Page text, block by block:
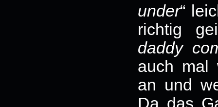
under“
richtig
daddy
auch mal
an und
Da das